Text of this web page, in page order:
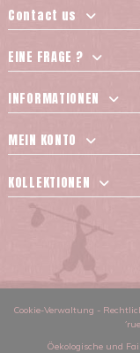
Contact us
EINE FRAGE ?
INFORMATIONEN
MEIN KONTO
KOLLEKTIONEN
Cookie-Verwaltung -
Öekologische und